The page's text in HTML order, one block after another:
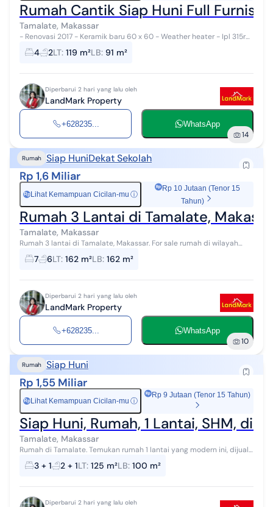
Rumah Cantik Siap Huni Full
Tamalate, Makassar
- Renovasi 2017 - Keramik baru 60 x 60 - Weather heater - Ipl 315rb
- Ada sirkulasi udara dari kolam ikan dekat dapur sehingga tidak...
4 2LT: 119 m²LB: 91 m²
Diperbarui 2 hari yang lalu oleh
LandMark Property
+628235... WhatsApp
14
Rumah Siap HuniDekat Sekolah
Rp 1,6 Miliar
Rp Lihat Kemampuan Cicilan-mu ⓘ
Rp 10 Jutaan (Tenor 15
Tahun)
Rumah 3 Lantai di Tamalate,
Tamalate, Makassar
Rumah 3 lantai di Tamalate, Makassar. For sale rumah di wilayah
yang tenang. Properti 3 lantai ini berada di lingkungan strategis.
Rinciannya ada...
7 6LT: 162 m²LB: 162 m²
Diperbarui 2 hari yang lalu oleh
LandMark Property
+628235... WhatsApp
10
Rumah Siap Huni
Rp 1,55 Miliar
Rp Lihat Kemampuan Cicilan-mu ⓘ
Rp 9 Jutaan (Tenor 15 Tahun)
Siap Huni, Rumah, 1 Lantai, SHM, di
Tamalate, Makassar
Rumah di Tamalate. Temukan rumah 1 lantai yang modern ini, dijual
dengan pemandangan asri yang menambah nilai estetika di
lingkungan hunian. Ruma...
3 + 1 2 + 1LT: 125 m²LB: 100 m²
Diperbarui 2 hari yang lalu oleh